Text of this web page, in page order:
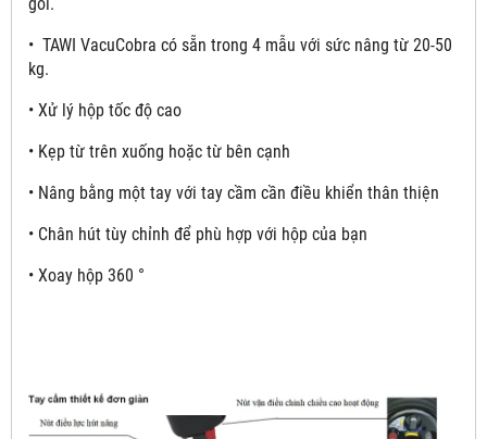
• TAWI VacuCobra có sẵn trong 4 mẫu với sức nâng từ 20-50
kg.
• Xử lý hộp tốc độ cao
• Kẹp từ trên xuống hoặc từ bên cạnh
• Nâng bằng một tay với tay cầm cần điều khiển thân thiện
• Chân hút tùy chỉnh để phù hợp với hộp của bạn
• Xoay hộp 360 °